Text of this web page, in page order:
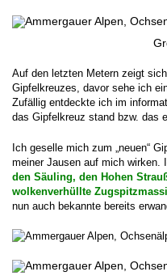
Auf den letzten Metern zeigt
Gipfelkreuzes, davor sehe ich
Zufällig entdeckte ich im
das Gipfelkreuz stand bzw. das
Ich geselle mich zum „neuen“
meiner Jausen auf mich wirken.
den Säuling, den Hohen
wolkenverhüllte
nun auch bekannte bereits